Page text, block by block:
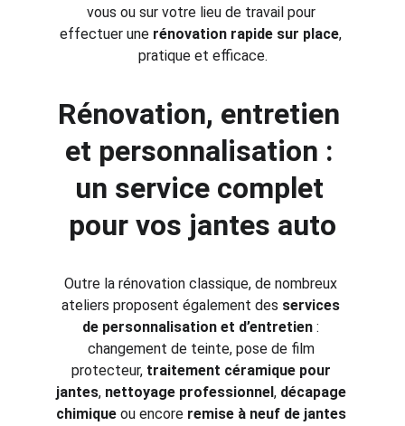
vous ou sur votre lieu de travail pour
effectuer une rénovation rapide sur place,
pratique et efficace.
Rénovation, entretien
et personnalisation :
un service complet
pour vos jantes auto
Outre la rénovation classique, de nombreux
ateliers proposent également des services
de personnalisation et d’entretien :
changement de teinte, pose de film
protecteur, traitement céramique pour
jantes, nettoyage professionnel, décapage
chimique ou encore remise à neuf de jantes